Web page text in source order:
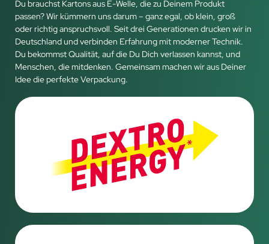
Du brauchst Kartons aus E-Welle, die zu Deinem Produkt
passen? Wir kümmern uns darum – ganz egal, ob klein, groß
oder richtig anspruchsvoll. Seit drei Generationen drucken wir in
Deutschland und verbinden Erfahrung mit moderner Technik.
Du bekommst Qualität, auf die Du Dich verlassen kannst, und
Menschen, die mitdenken. Gemeinsam machen wir aus Deiner
Idee die perfekte Verpackung.